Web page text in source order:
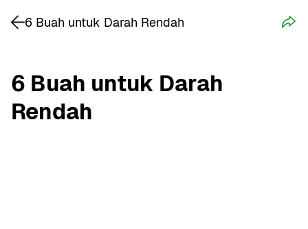
6 Buah untuk Darah
Rendah
6 Buah untuk Darah Rendah